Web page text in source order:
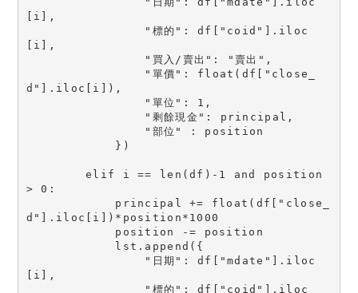
[i],
[i],
d"].iloc[i]),
        elif i == len(df)-1 and position
> 0:
d"].iloc[i])*position*1000
[i],